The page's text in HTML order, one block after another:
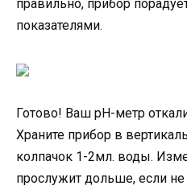
правильно, прибор
показателями.
Готово! Ваш pH-метр
Храните прибор в
колпачок 1-2мл. воды.
прослужит дольше, если не